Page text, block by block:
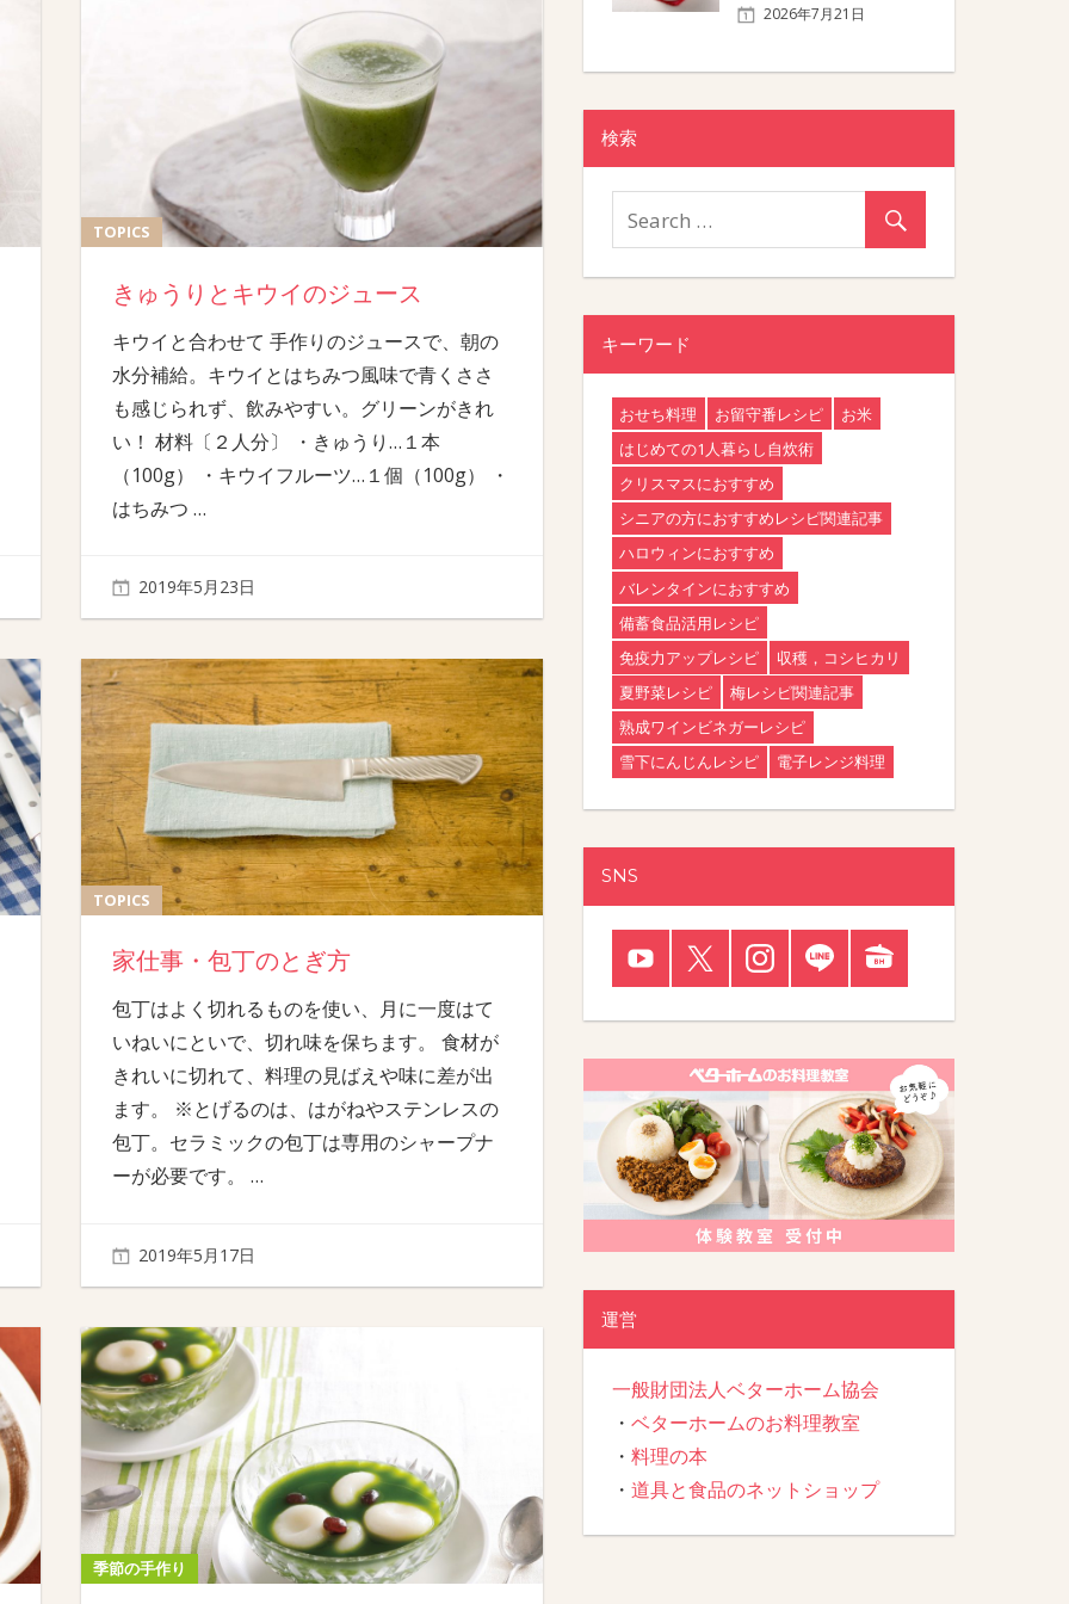
TOPICS
きゅうりとキウイのジュース
キウイと合わせて 手作りのジュースで、朝の
水分補給。キウイとはちみつ風味で青くささ
も感じられず、飲みやすい。グリーンがきれ
い！ 材料〔２人分〕 ・きゅうり…１本
（100g） ・キウイフルーツ…１個（100g） ・
はちみつ …
2019年5月23日
TOPICS
家仕事・包丁のとぎ方
包丁はよく切れるものを使い、月に一度はて
いねいにといで、切れ味を保ちます。 食材が
きれいに切れて、料理の見ばえや味に差が出
ます。 ※とげるのは、はがねやステンレスの
包丁。セラミックの包丁は専用のシャープナ
ーが必要です。 …
2019年5月17日
季節の手作り
2026年7月21日
検索
キーワード
おせち料理 お留守番レシピ
お米
はじめての1人暮らし自炊術
クリスマスにおすすめ
シニアの方におすすめレシピ関連記事
ハロウィンにおすすめ
バレンタインにおすすめ
備蓄食品活用レシピ
免疫力アップレシピ
収穫，コシヒカリ
夏野菜レシピ
梅レシピ関連記事
熟成ワインビネガーレシピ
雪下にんじんレシピ
電子レンジ料理
SNS
運営
一般財団法人ベターホーム協会
・ ベターホームのお料理教室
・ 料理の本
・ 道具と食品のネットショップ